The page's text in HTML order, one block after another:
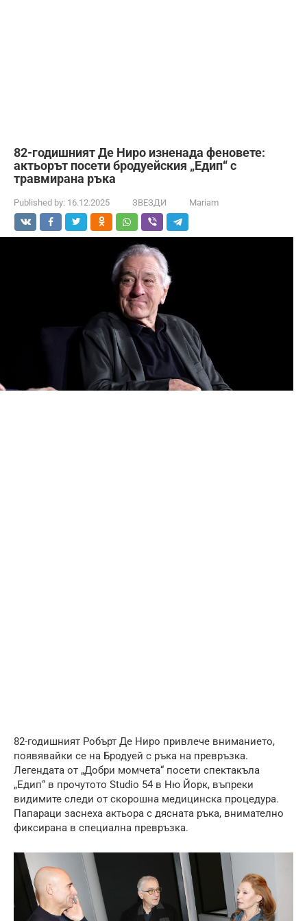
82-годишният Де Ниро изненада феновете:
актьорът посети бродуейския „Едип“ с
травмирана ръка
Published by: 16.12.2025 ЗВЕЗДИ Mariam
82-годишният Робърт Де Ниро привлече вниманието,
появявайки се на Бродуей с ръка на превръзка.
Легендата от „Добри момчета“ посети спектакъла
„Едип“ в прочутото Studio 54 в Ню Йорк, въпреки
видимите следи от скорошна медицинска процедура.
Папараци заснеха актьора с дясната ръка, внимателно
фиксирана в специална превръзка.